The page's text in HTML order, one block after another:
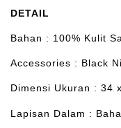
DETAIL
Bahan : 100% Kulit
Accessories : Black
Dimensi Ukuran : 34
Lapisan Dalam :